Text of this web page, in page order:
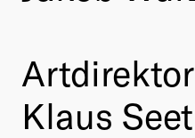
Artdirektor
Klaus